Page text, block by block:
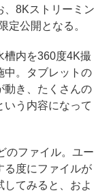
、8Kストリーミン
定公開となる。
内を360度4K撮
中。タブレットの
動き、たくさんの
いう内容になって
のファイル。ユー
る度にファイルが
してみると、およ